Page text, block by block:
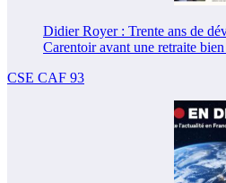
Didier Royer : Trente ans de
Carentoir avant une retraite
CSE CAF 93